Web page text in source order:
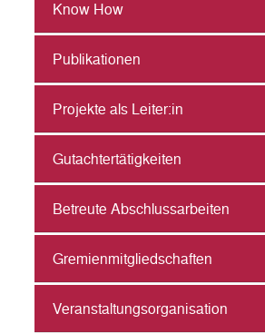
Know How
Publikationen
Projekte als Leiter:in
Gutachter­tätigkeiten
Betreute Abschlussarbeiten
Gremienmitgliedschaften
Veranstaltungs­organisation